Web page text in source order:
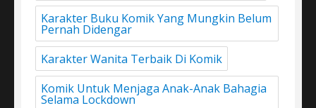
Karakter Buku Komik Yang Mungkin Belum
Pernah Didengar
Karakter Wanita Terbaik Di Komik
Komik Untuk Menjaga Anak-Anak Bahagia
Selama Lockdown